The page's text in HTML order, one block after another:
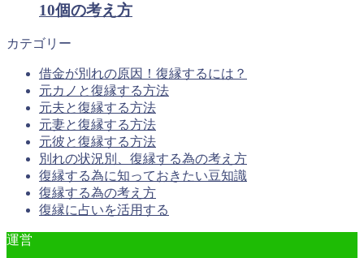
10個の考え方
カテゴリー
借金が別れの原因！復縁するには？
元カノと復縁する方法
元夫と復縁する方法
元妻と復縁する方法
元彼と復縁する方法
別れの状況別、復縁する為の考え方
復縁する為に知っておきたい豆知識
復縁する為の考え方
復縁に占いを活用する
運営